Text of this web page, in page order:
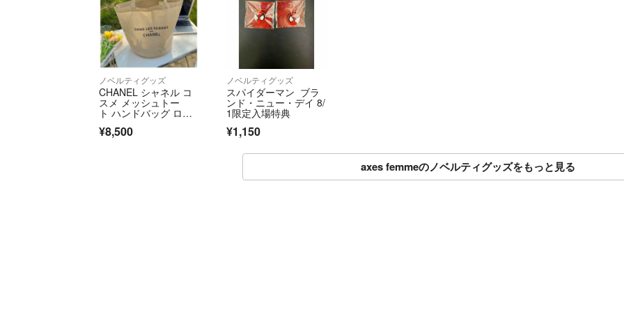
発送方法ご指定の
す
ノベルティグッズ
CHANEL シャネル コ
スメ メッシュトー
ト ハンドバッグ ロ
ゴ チャーム付
¥8,500
ノベルティグッズ
スパイダーマン ブラ
ンド・ニュー・デイ 8/
1限定入場特典
¥1,150
axes femmeのノベルティグッズをもっと見る